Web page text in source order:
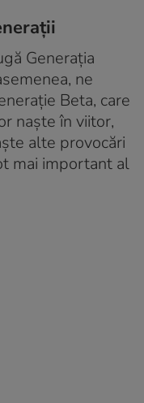
Generația
ne
Beta, care
naște în viitor,
alte provocări
mai important al